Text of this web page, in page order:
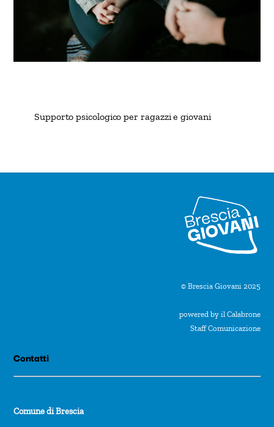
Supporto psicologico per ragazzi e giovani
© Brescia Giovani 2025
powered by il Calabrone
Staff Comunicazione
Contatti
Comune di Brescia